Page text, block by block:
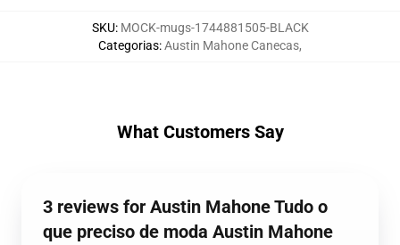
SKU: MOCK-mugs-1744881505-BLACK
Categorias:Austin Mahone Canecas,
What Customers Say
3 reviews for Austin Mahone Tudo o
que preciso de moda Austin Mahone